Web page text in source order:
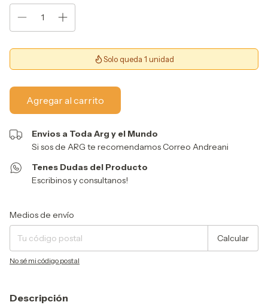
Solo queda 1 unidad
Envios a Toda Arg y el Mundo
Si sos de ARG te recomendamos Correo Andreani
Tenes Dudas del Producto
Escribinos y consultanos!
Entregas para el CP:
Medios de envío
Calcular
No sé mi código postal
Descripción